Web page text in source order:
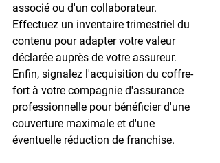
associé ou d'un collaborateur.
Effectuez un inventaire trimestriel du
contenu pour adapter votre valeur
déclarée auprès de votre assureur.
Enfin, signalez l'acquisition du coffre-
fort à votre compagnie d'assurance
professionnelle pour bénéficier d'une
couverture maximale et d'une
éventuelle réduction de franchise.